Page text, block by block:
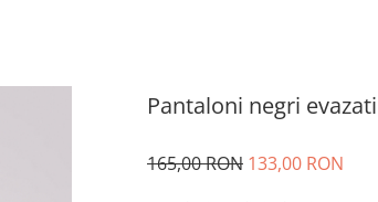
Pantaloni negri
165,00 RON 133,00 RON